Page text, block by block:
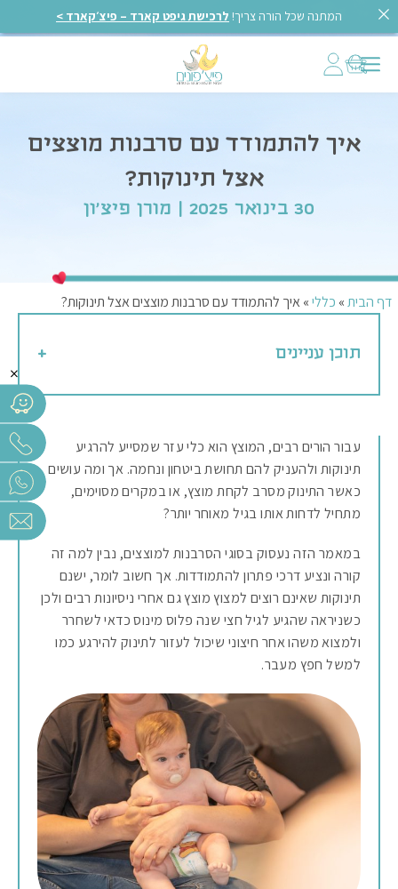
המתנה שכל הורה צריך! לרכישת גיפט קארד – פיצ׳קארד >
איך להתמודד עם סרבנות מוצצים
אצל תינוקות?
30 בינואר 2025 | מורן פיצ'ון
דף הבית» כללי» איך להתמודד עם סרבנות מוצצים אצל תינוקות?
עבור הורים רבים, המוצץ הוא כלי עזר שמסייע להרגיע
תינוקות ולהעניק להם תחושת ביטחון ונחמה. אך ומה עושים
כאשר התינוק מסרב לקחת מוצץ, או במקרים מסוימים,
מתחיל לדחות אותו בגיל מאוחר יותר?
במאמר הזה נעסוק בסוגי הסרבנות למוצצים, נבין למה זה
קורה ונציע דרכי פתרון להתמודדות. אך חשוב לומר, ישנם
תינוקות שאינם רוצים למצוץ מוצץ גם אחרי ניסיונות רבים ולכן
כשניראה שהגיע לגיל חצי שנה פלוס מינוס כדאי לשחרר
ולמצוא משהו אחר חיצוני שיכול לעזור לתינוק להירגע כמו
למשל חפץ מעבר.
תוכן עניינים
×